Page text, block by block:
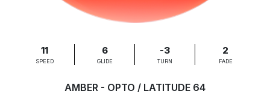
11
SPEED
6
GLIDE
-3
TURN
2
FADE
AMBER - OPTO / LATITUDE 64